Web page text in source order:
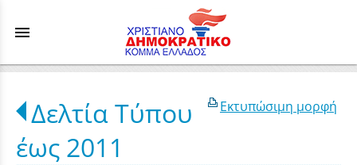
menu
Εκτυπώσιμη μορφή
Δελτία Τύπου
έως 2011